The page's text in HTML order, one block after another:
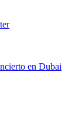
en Dubai